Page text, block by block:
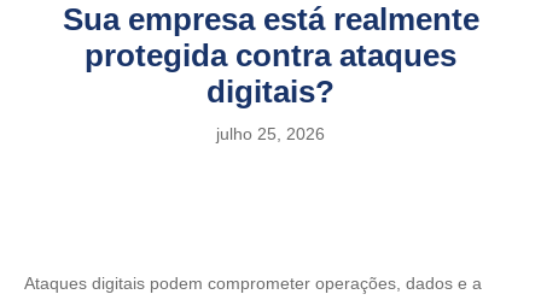
Sua empresa está realmente
protegida contra ataques
digitais?
julho 25, 2026
Ataques digitais podem comprometer operações, dados e a